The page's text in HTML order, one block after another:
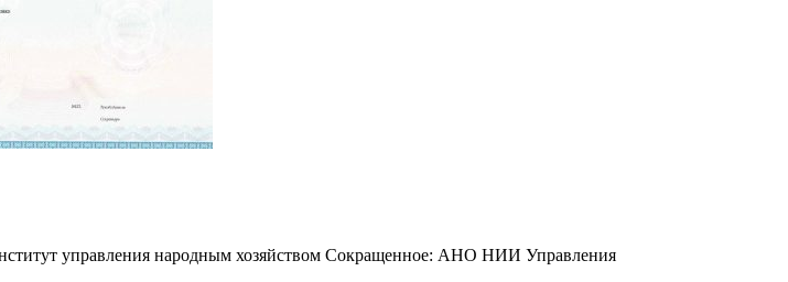
управления народным хозяйством Сокращенное: АНО НИИ Управления